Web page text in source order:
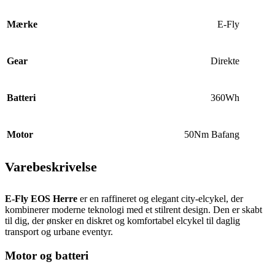
Mærke E-Fly
Gear Direkte
Batteri 360Wh
Motor 50Nm Bafang
Varebeskrivelse
E-Fly EOS Herre er en raffineret og elegant city-elcykel, der
kombinerer moderne teknologi med et stilrent design. Den er skabt
til dig, der ønsker en diskret og komfortabel elcykel til daglig
transport og urbane eventyr.
Motor og batteri